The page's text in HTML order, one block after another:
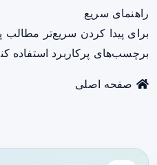
راهنمای سریع
برای پیدا کردن سریع‌تر مطالب
برچسب‌های پرکاربرد استفاده
صفحه اصلی